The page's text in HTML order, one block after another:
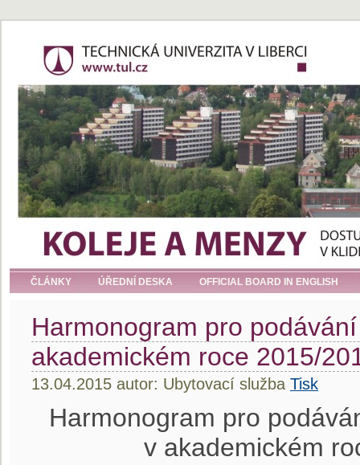
ČLÁNKY ÚŘEDNÍ DESKA OFFICIAL BOARD IN ENGLISH
Harmonogram pro
akademickém roce 2015/
13.04.2015 autor: Ubytovací služba Tisk
Harmonogram pro
v akademickém